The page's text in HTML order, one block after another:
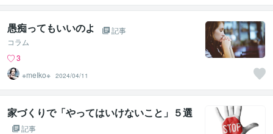
（鈴木穣）
愚痴ってもいいのよ
記事
コラム
3
※meIko※ 2024/04/11
家づくりで「やってはいけないこと」５選
記事